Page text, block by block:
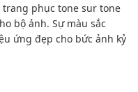
phục tone sur tone
bộ ảnh. Sự màu sắc
ứng đẹp cho bức ảnh kỷ